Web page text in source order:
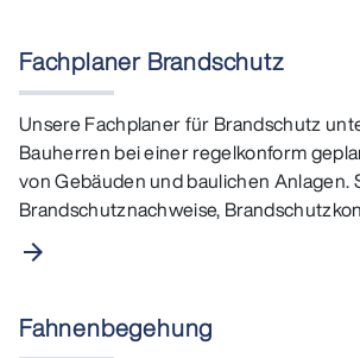
Fachplaner Brandschutz
Unsere Fachplaner für Brandschutz
Bauherren bei einer regelkonform
von Gebäuden und baulichen Anlagen.
Brandschutznachweise,
arrow_forward
Fahnenbegehung